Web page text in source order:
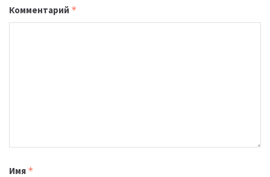
Комментарий *
Имя *